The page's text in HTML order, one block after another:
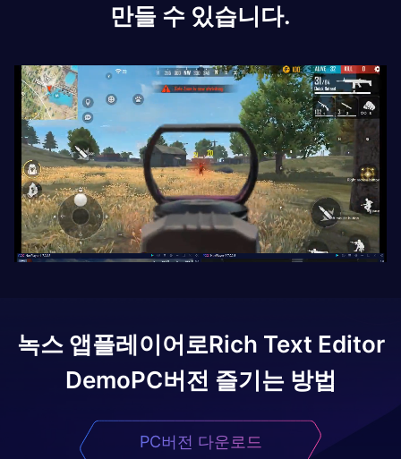
만들 수 있습니다.
녹스 앱플레이어로Rich Text Editor
DemoPC버전 즐기는 방법
PC버전 다운로드